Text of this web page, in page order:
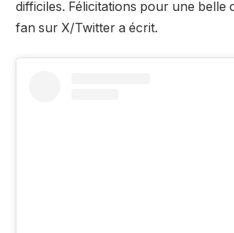
difficiles. Félicitations pour une belle
fan sur X/Twitter a écrit.